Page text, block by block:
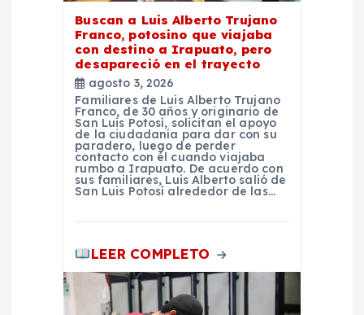
Buscan a Luis Alberto Trujano
Franco, potosino que viajaba
con destino a Irapuato, pero
desapareció en el trayecto
agosto 3, 2026
Familiares de Luis Alberto Trujano
Franco, de 30 años y originario de
San Luis Potosí, solicitan el apoyo
de la ciudadanía para dar con su
paradero, luego de perder
contacto con él cuando viajaba
rumbo a Irapuato. De acuerdo con
sus familiares, Luis Alberto salió de
San Luis Potosí alrededor de las…
LEER COMPLETO